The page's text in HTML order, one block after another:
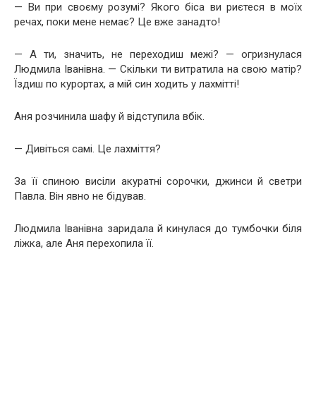
— Ви при своєму розумі? Якого біса ви риєтеся в моїх
речах, поки мене немає? Це вже занадто!
— А ти, значить, не переходиш межі? — огризнулася
Людмила Іванівна. — Скільки ти витратила на свою матір?
Їздиш по курортах, а мій син ходить у лахмітті!
Аня розчинила шафу й відступила вбік.
— Дивіться самі. Це лахміття?
За її спиною висіли акуратні сорочки, джинси й светри
Павла. Він явно не бідував.
Людмила Іванівна заридала й кинулася до тумбочки біля
ліжка, але Аня перехопила її.